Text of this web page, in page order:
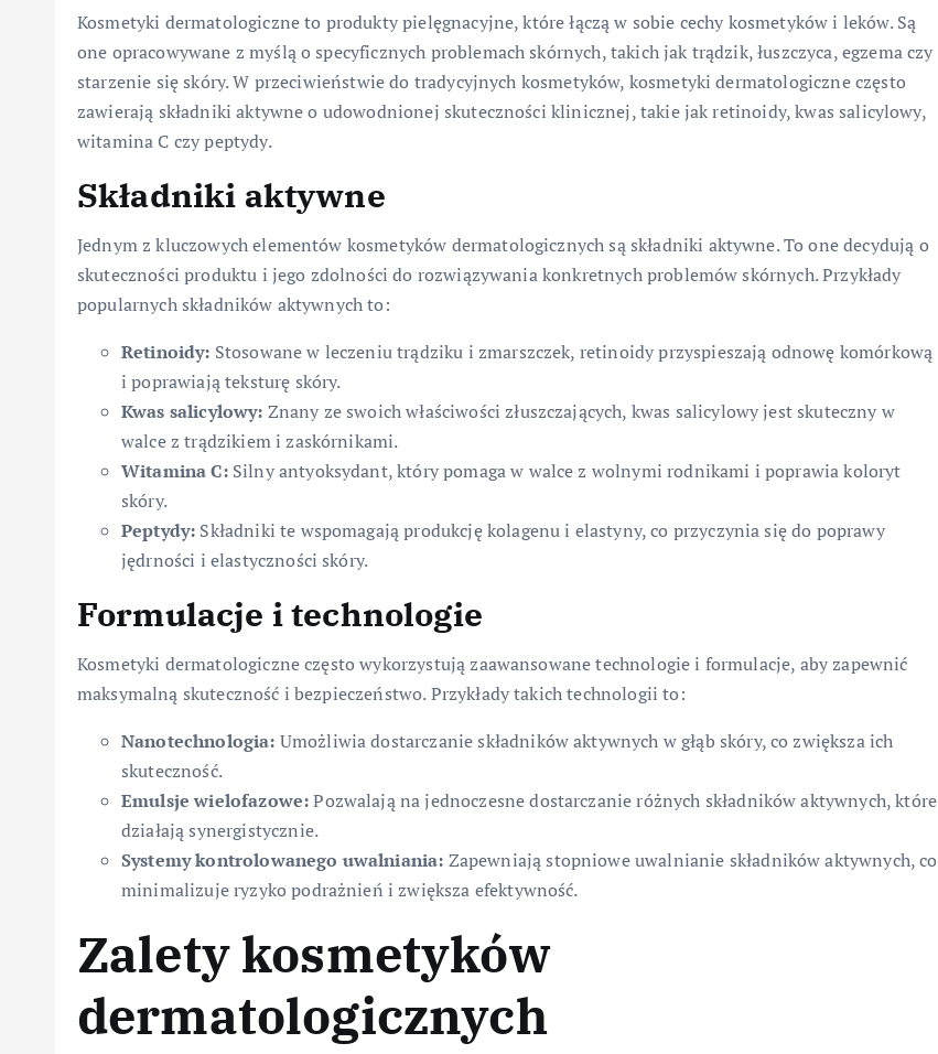
Kosmetyki dermatologiczne to produkty pielęgnacyjne, które łączą w sobie cechy kosmetyków i leków. Są
one opracowywane z myślą o specyficznych problemach skórnych, takich jak trądzik, łuszczyca, egzema czy
starzenie się skóry. W przeciwieństwie do tradycyjnych kosmetyków, kosmetyki dermatologiczne często
zawierają składniki aktywne o udowodnionej skuteczności klinicznej, takie jak retinoidy, kwas salicylowy,
witamina C czy peptydy.
Składniki aktywne
Jednym z kluczowych elementów kosmetyków dermatologicznych są składniki aktywne. To one decydują o
skuteczności produktu i jego zdolności do rozwiązywania konkretnych problemów skórnych. Przykłady
popularnych składników aktywnych to:
Retinoidy: Stosowane w leczeniu trądziku i zmarszczek, retinoidy przyspieszają odnowę komórkową
i poprawiają teksturę skóry.
Kwas salicylowy: Znany ze swoich właściwości złuszczających, kwas salicylowy jest skuteczny w
walce z trądzikiem i zaskórnikami.
Witamina C:Silny antyoksydant, który pomaga w walce z wolnymi rodnikami i poprawia koloryt
skóry.
Peptydy: Składniki te wspomagają produkcję kolagenu i elastyny, co przyczynia się do poprawy
jędrności i elastyczności skóry.
Formulacje i technologie
Kosmetyki dermatologiczne często wykorzystują zaawansowane technologie i formulacje, aby zapewnić
maksymalną skuteczność i bezpieczeństwo. Przykłady takich technologii to:
Nanotechnologia: Umożliwia dostarczanie składników aktywnych w głąb skóry, co zwiększa ich
skuteczność.
Emulsje wielofazowe:Pozwalają na jednoczesne dostarczanie różnych składników aktywnych, które
działają synergistycznie.
Systemy kontrolowanego uwalniania: Zapewniają stopniowe uwalnianie składników aktywnych, co
minimalizuje ryzyko podrażnień i zwiększa efektywność.
Zalety kosmetyków
dermatologicznych